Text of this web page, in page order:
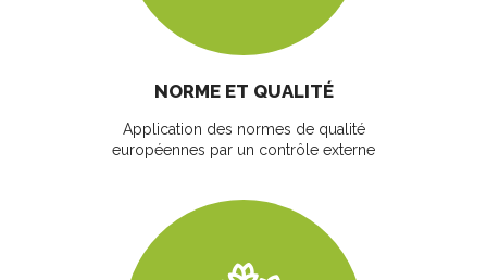
NORME ET QUALITÉ
Application des normes de qualité
européennes par un contrôle externe